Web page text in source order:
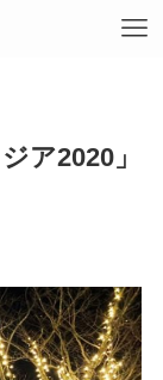
ア2020」